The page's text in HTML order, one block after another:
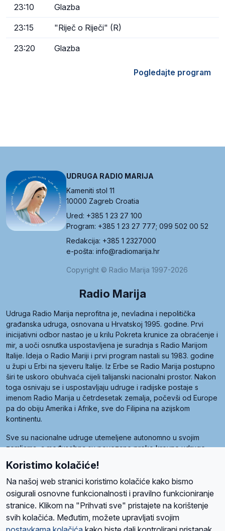
23:10 Glazba
23:15 "Riječ o Riječi" (R)
23:20 Glazba
Pogledajte program
UDRUGA RADIO MARIJA
Kameniti stol 11
10000 Zagreb Croatia
Ured: +385 1 23 27 100
Program: +385 1 23 27 777; 099 502 00 52
Redakcija: +385 1 2327000
e-pošta: info@radiomarija.hr
Copyright © Radio Marija 1997-2026
Radio Marija
Udruga Radio Marija neprofitna je, nevladina i nepolitička
građanska udruga, osnovana u Hrvatskoj 1995. godine. Prvi
inicijativni odbor nastao je u krilu Pokreta krunice za obraćenje i
mir, a uoči osnutka uspostavljena je suradnja s Radio Marijom
Italije. Ideja o Radio Mariji i prvi program nastali su 1983. godine
u župi u Erbi na sjeveru Italije. Iz Erbe se Radio Marija postupno
širi te uskoro obuhvaća cijeli talijanski nacionalni prostor. Nakon
toga osnivaju se i uspostavljaju udruge i radijske postaje s
imenom Radio Marija u četrdesetak zemalja, počevši od Europe
pa do obiju Amerika i Afrike, sve do Filipina na azijskom
kontinentu.
Sve su nacionalne udruge utemeljene autonomno u svojim
zemljama, a međusobna su povezane preko krovne udruge
Radio Maria). Svjetsku obitelj utemeljilo je sedam članica, među
kojima je i hrvatska Udruga Radio Marija.
O namaRadio ProgramVolonteriPrijateljiKontaktPravila privatnosti
Koristimo kolačiće!
Na našoj web stranici koristimo kolačiće kako bismo
osigurali osnovne funkcionalnosti i pravilno funkcioniranje
stranice. Klikom na "Prihvati sve" pristajete na korištenje
svih kolačića. Međutim, možete upravljati svojim